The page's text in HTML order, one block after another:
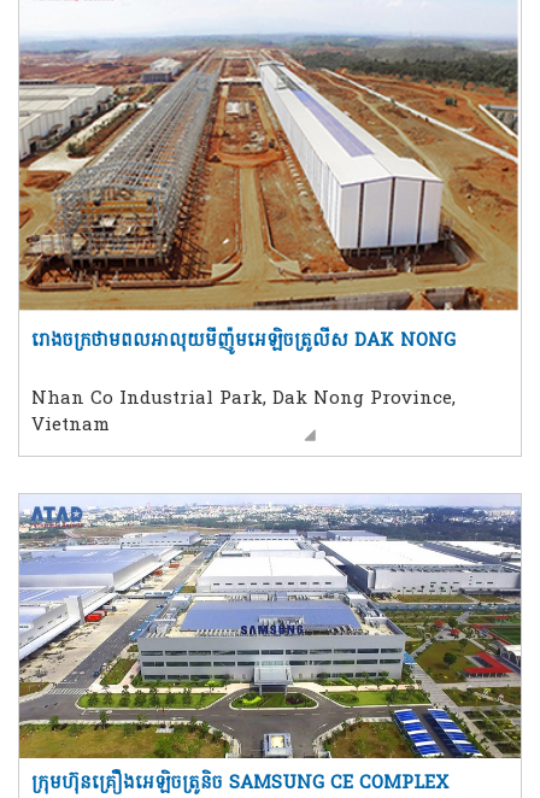
រោងចក្រថាមពលអាលុយមីញ៉ូមអេឡិចត្រូលីស DAK NONG
Nhan Co Industrial Park, Dak Nong Province,
Vietnam
ក្រុមហ៊ុនគ្រឿងអេឡិចត្រូនិច SAMSUNG CE COMPLEX